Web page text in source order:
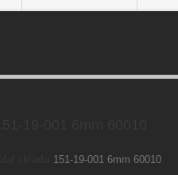
151-19-001 6mm 60010